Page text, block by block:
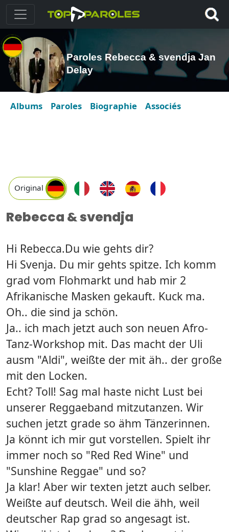
Paroles Rebecca & svendja Jan
Delay
Albums Paroles Biographie Associés
Original
Rebecca & svendja
Hi Rebecca.Du wie gehts dir?
Hi Svenja. Du mir gehts spitze. Ich komm
grad vom Flohmarkt und hab mir 2
Afrikanische Masken gekauft. Kuck ma.
Oh.. die sind ja schön.
Ja.. ich mach jetzt auch son neuen Afro-
Tanz-Workshop mit. Das macht der Uli
ausm "Aldi", weißte der mit äh.. der große
mit den Locken.
Echt? Toll! Sag mal haste nicht Lust bei
unserer Reggaeband mitzutanzen. Wir
suchen jetzt grade so ähm Tänzerinnen.
Ja könnt ich mir gut vorstellen. Spielt ihr
immer noch so "Red Red Wine" und
"Sunshine Reggae" und so?
Ja klar! Aber wir texten jetzt auch selber.
Weißte auf deutsch. Weil die ähh, weil
deutscher Rap grad so angesagt ist.